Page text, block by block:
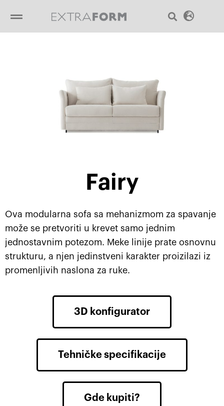
Menu
Fairy
Ova modularna sofa sa mehanizmom za spavanje
može se pretvoriti u krevet samo jednim
jednostavnim potezom. Meke linije prate osnovnu
strukturu, a njen jedinstveni karakter proizilazi iz
promenljivih naslona za ruke.
3D konfigurator
Tehničke specifikacije
Gde kupiti?